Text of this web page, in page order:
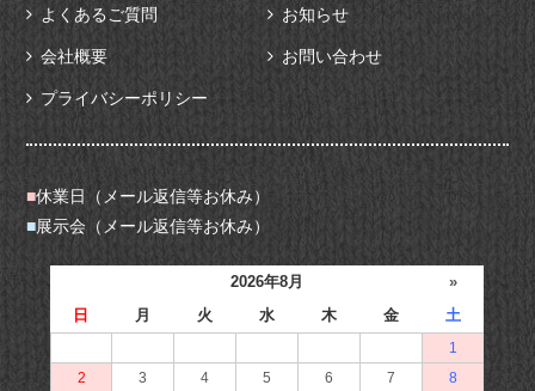
よくあるご質問 お知らせ
会社概要 お問い合わせ
プライバシーポリシー
■休業日（メール返信等お休み）
■展示会（メール返信等お休み）